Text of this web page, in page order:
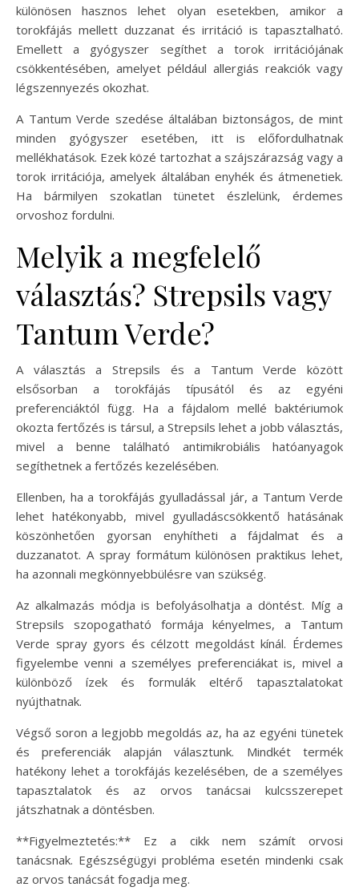
különösen hasznos lehet olyan esetekben, amikor a
torokfájás mellett duzzanat és irritáció is tapasztalható.
Emellett a gyógyszer segíthet a torok irritációjának
csökkentésében, amelyet például allergiás reakciók vagy
légszennyezés okozhat.
A Tantum Verde szedése általában biztonságos, de mint
minden gyógyszer esetében, itt is előfordulhatnak
mellékhatások. Ezek közé tartozhat a szájszárazság vagy a
torok irritációja, amelyek általában enyhék és átmenetiek.
Ha bármilyen szokatlan tünetet észlelünk, érdemes
orvoshoz fordulni.
Melyik a megfelelő
választás? Strepsils vagy
Tantum Verde?
A választás a Strepsils és a Tantum Verde között
elsősorban a torokfájás típusától és az egyéni
preferenciáktól függ. Ha a fájdalom mellé baktériumok
okozta fertőzés is társul, a Strepsils lehet a jobb választás,
mivel a benne található antimikrobiális hatóanyagok
segíthetnek a fertőzés kezelésében.
Ellenben, ha a torokfájás gyulladással jár, a Tantum Verde
lehet hatékonyabb, mivel gyulladáscsökkentő hatásának
köszönhetően gyorsan enyhítheti a fájdalmat és a
duzzanatot. A spray formátum különösen praktikus lehet,
ha azonnali megkönnyebbülésre van szükség.
Az alkalmazás módja is befolyásolhatja a döntést. Míg a
Strepsils szopogatható formája kényelmes, a Tantum
Verde spray gyors és célzott megoldást kínál. Érdemes
figyelembe venni a személyes preferenciákat is, mivel a
különböző ízek és formulák eltérő tapasztalatokat
nyújthatnak.
Végső soron a legjobb megoldás az, ha az egyéni tünetek
és preferenciák alapján választunk. Mindkét termék
hatékony lehet a torokfájás kezelésében, de a személyes
tapasztalatok és az orvos tanácsai kulcsszerepet
játszhatnak a döntésben.
**Figyelmeztetés:** Ez a cikk nem számít orvosi
tanácsnak. Egészségügyi probléma esetén mindenki csak
az orvos tanácsát fogadja meg.